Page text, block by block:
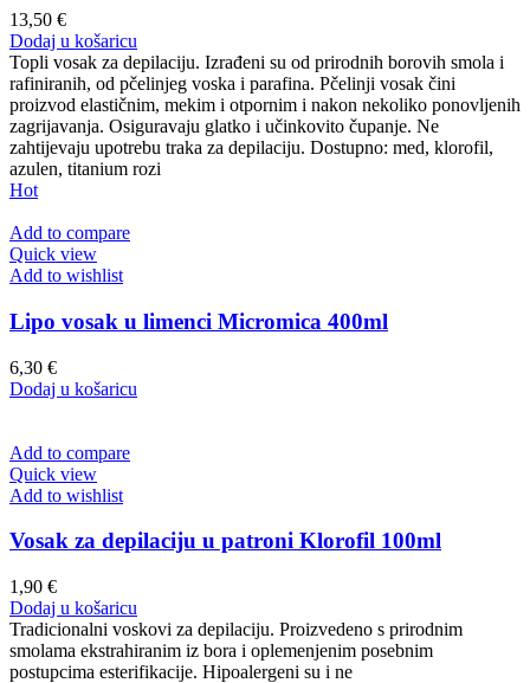
13,50 €
Dodaj u košaricu
Topli vosak za depilaciju. Izrađeni su od prirodnih borovih smola i
rafiniranih, od pčelinjeg voska i parafina. Pčelinji vosak čini
proizvod elastičnim, mekim i otpornim i nakon nekoliko ponovljenih
zagrijavanja. Osiguravaju glatko i učinkovito čupanje. Ne
zahtijevaju upotrebu traka za depilaciju. Dostupno: med, klorofil,
azulen, titanium rozi
Hot
Add to compare
Quick view
Add to wishlist
Lipo vosak u limenci Micromica 400ml
6,30 €
Dodaj u košaricu
Add to compare
Quick view
Add to wishlist
Vosak za depilaciju u patroni Klorofil 100ml
1,90 €
Dodaj u košaricu
Tradicionalni voskovi za depilaciju. Proizvedeno s prirodnim
smolama ekstrahiranim iz bora i oplemenjenim posebnim
postupcima esterifikacije. Hipoalergeni su i ne